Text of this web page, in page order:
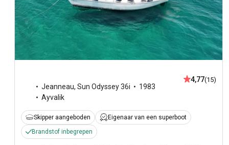
Jeanneau, Sun Odyssey 36i
1983
Ayvalik
4,77(15)
Skipper aangeboden
Eigenaar van een superboot
Brandstof inbegrepen